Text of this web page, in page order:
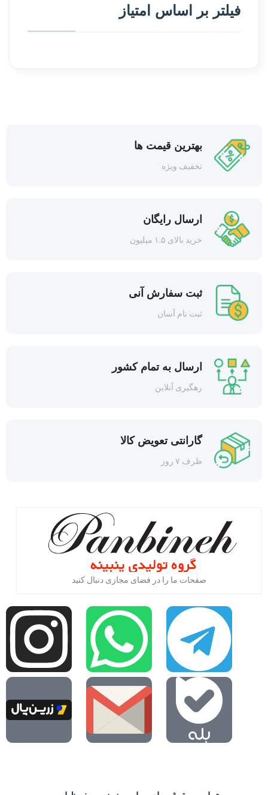
فیلتر بر اساس امتیاز
بهترین قیمت ها
تخفیف ویژه
ارسال رایگان
خرید بالای ۱.۵ میلیون
ثبت سفارش آنی
ثبت نام آسان
ارسال به تمام کشور
رهگیری آنلاین
گارانتی تعویض کالا
ظرف ۷ روز
صفحات ما را در فضای مجازی دنبال کنید